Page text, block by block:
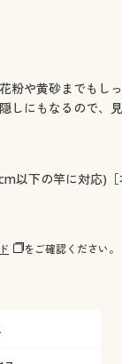
粉や黄砂までも
しにもなるので、
以下の竿に対応)
をご確認ください。